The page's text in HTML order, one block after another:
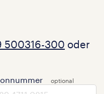
500316-300 oder